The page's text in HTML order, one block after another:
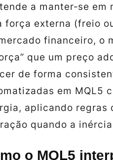
a manter‑se em
força externa (freio
financeiro, o
que um preço
de forma
em MQL5
aplicando regras
quando a
o MQL5